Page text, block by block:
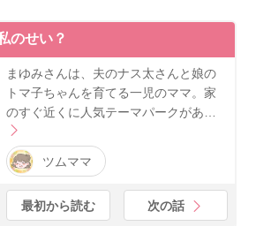
のせい？
まゆみさんは、夫のナス太さんと娘の
トマ子ちゃんを育てる一児のママ。家
のすぐ近くに人気テーマパークがあ…
ツムママ
最初から読む 次の話